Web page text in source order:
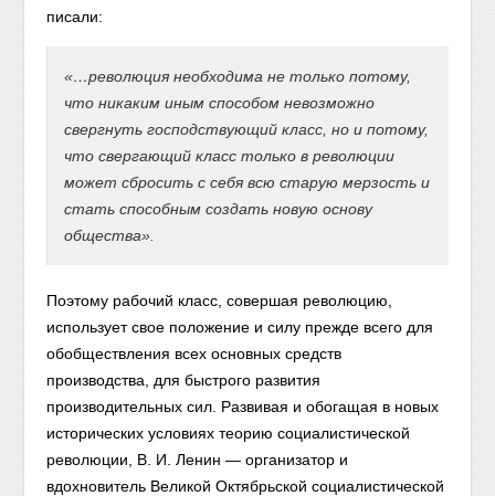
писали:
«…революция необходима не только потому,
что никаким иным способом невозможно
свергнутьгосподствующий класс, но и потому,
чтосвергающий класс только в революции
может сбросить с себя всю старую мерзость и
стать способным создать новую основу
общества».
Поэтому рабочий класс, совершая революцию,
использует свое положение и силу прежде всего для
обобществления всех основных средств
производства, для быстрого развития
производительных сил. Развивая и обогащая в новых
исторических условиях теорию социалистической
революции, В. И. Ленин — организатор и
вдохновитель Великой Октябрьской социалистической